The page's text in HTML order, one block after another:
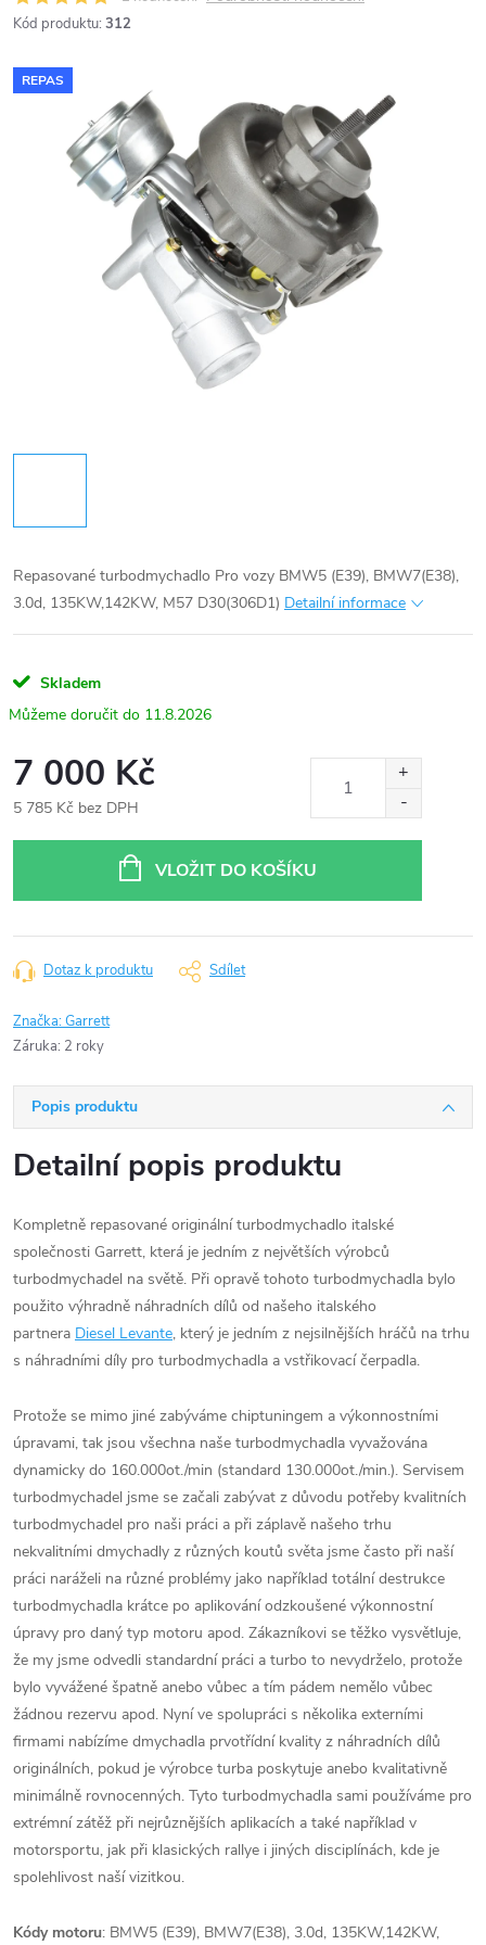
Kód produktu: 312
REPAS
Repasované turbodmychadlo Pro vozy BMW5 (E39), BMW7(E38),
3.0d, 135KW,142KW, M57 D30(306D1) Detailní informace
Skladem
11.8.2026
7 000 Kč
5 785 Kč bez DPH
VLOŽIT DO KOŠÍKU
Dotaz k produktu Sdílet
Značka:Garrett
Záruka: 2 roky
Popis produktu
Detailní popis produktu
Kompletně repasované originální turbodmychadlo italské
společnosti Garrett, která je jedním z největších výrobců
turbodmychadel na světě. Při opravě tohoto turbodmychadla bylo
použito výhradně náhradních dílů od našeho italského
partnera Diesel Levante, který je jedním z nejsilnějších hráčů na trhu
s náhradními díly pro turbodmychadla a vstřikovací čerpadla.
Protože se mimo jiné zabýváme chiptuningem a výkonnostními
úpravami, tak jsou všechna naše turbodmychadla vyvažována
dynamicky do 160.000ot./min (standard 130.000ot./min.). Servisem
turbodmychadel jsme se začali zabývat z důvodu potřeby kvalitních
turbodmychadel pro naši práci a při záplavě našeho trhu
nekvalitními dmychadly z různých koutů světa jsme často při naší
práci naráželi na různé problémy jako například totální destrukce
turbodmychadla krátce po aplikování odzkoušené výkonnostní
úpravy pro daný typ motoru apod. Zákazníkovi se těžko vysvětluje,
že my jsme odvedli standardní práci a turbo to nevydrželo, protože
bylo vyvážené špatně anebo vůbec a tím pádem nemělo vůbec
žádnou rezervu apod. Nyní ve spolupráci s několika externími
firmami nabízíme dmychadla prvotřídní kvality z náhradních dílů
originálních, pokud je výrobce turba poskytuje anebo kvalitativně
minimálně rovnocenných. Tyto turbodmychadla sami používáme pro
extrémní zátěž při nejrůznějších aplikacích a také například v
motorsportu, jak při klasických rallye i jiných disciplínách, kde je
spolehlivost naší vizitkou.
Kódy motoru: BMW5 (E39), BMW7(E38), 3.0d, 135KW,142KW,